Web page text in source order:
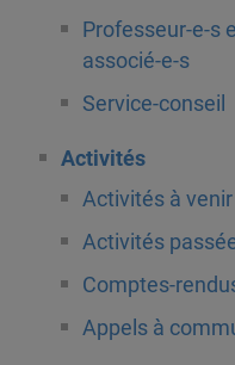
Professeur-e-s
associé-e-s
Service-conseil
Activités
Activités à venir
Activités
Comptes-
Appels à